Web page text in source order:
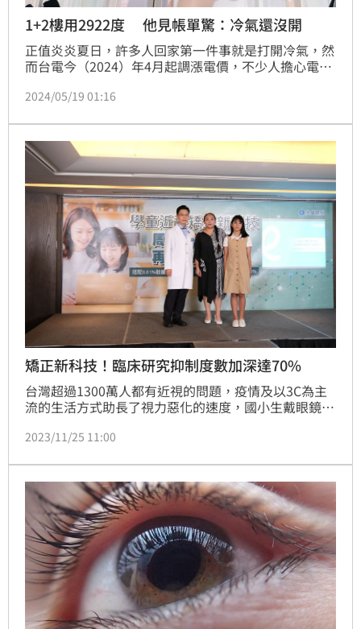
1+2樓用2922度 他見帳單驚：冷氣還沒開
正值炎炎夏日，許多人回家第一件事就是打開冷氣，然
而台電今（2024）年4月起調漲電價，不少人擔心電費
費單，1樓+2樓的用電量竟高達2922度，讓他傻眼直呼
議。
2024/05/19 01:16
矯正新科技！臨床研究抑制度數加深達70%
台灣超過1300萬人都有近視的問題，疫情及以3C為主
流的生活方式助長了視力惡化的速度，國小生戴眼鏡者
眼科陳彥伯醫師提醒，除了避免孩童產生近視外，如何
2023/11/25 11:00